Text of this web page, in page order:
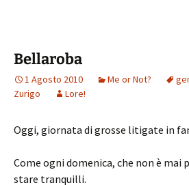
Bellaroba
1 Agosto 2010 Me or Not?
Zurigo
Lore!
Oggi, giornata di grosse litigate in
Come ogni domenica, che non è mai
stare tranquilli.